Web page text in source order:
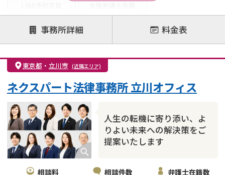
注力案件
離婚前相談
離婚調停
離婚裁判
親権・面会交流権
DV
モラハラ
不貞・不倫慰謝料請求
国際離婚
財産分与
内縁の夫婦 熟年離婚
事務所詳細 料金表
東京都 ・ 立川市 (近隣エリア)
人生の転機に寄り添い、よ
りよい未来への解決策をご
提案いたします
ネクスパート法律事務所 立川オフィス
相談料 相談件数 弁護士在籍数